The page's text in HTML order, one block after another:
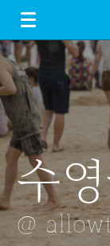
FREE DOWNLOAD
수
@
미
@
외
@
매화
@
감
@